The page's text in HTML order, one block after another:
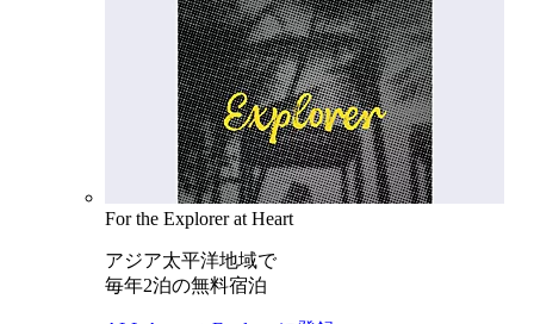
For the Explorer at Heart
アジア太平洋地域で
毎年2泊の無料宿泊